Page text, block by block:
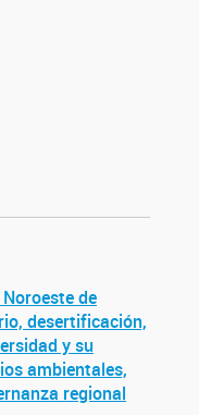
de
desertificación,
y su
ambientales,
regional